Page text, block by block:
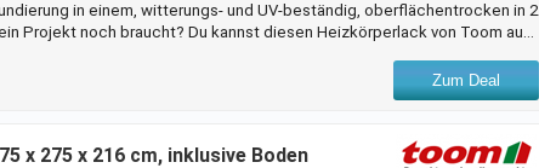
in einem, witterungs- und UV-beständig, oberflächentrocken in 2
Projekt noch braucht? Du kannst diesen Heizkörperlack von Toom auf
benötigst du nur 2 Anstriche. So schafft das Anstrichmittel eine
Zum Deal
x 275 x 216 cm, inklusive Boden